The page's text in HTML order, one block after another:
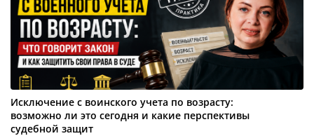
Исключение с воинского учета по возрасту:
возможно ли это сегодня и какие перспективы
судебной защит